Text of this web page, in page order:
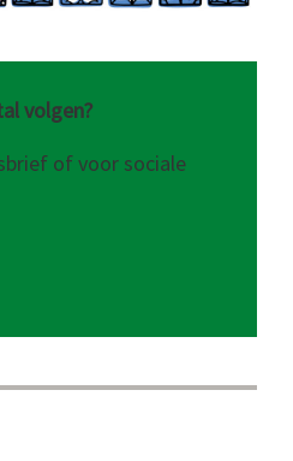
volgen?
of voor sociale